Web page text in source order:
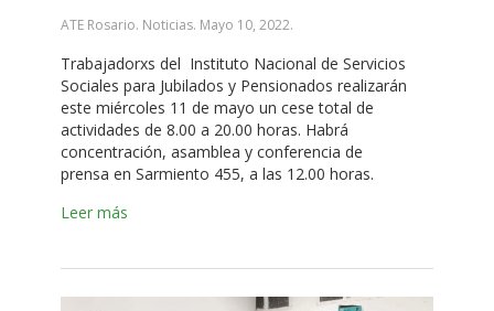
ATE Rosario. Noticias. Mayo 10, 2022.
Trabajadorxs del Instituto Nacional de Servicios
Sociales para Jubilados y Pensionados realizarán
este miércoles 11 de mayo un cese total de
actividades de 8.00 a 20.00 horas. Habrá
concentración, asamblea y conferencia de
prensa en Sarmiento 455, a las 12.00 horas.
Leer más